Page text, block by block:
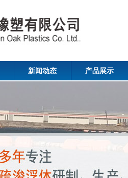
新闻动态 产品展示